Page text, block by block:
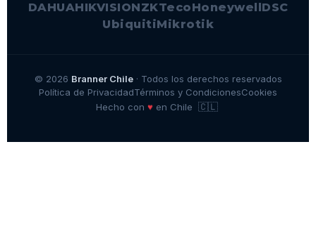
DAHUAHIKVISIONZKTecoHoneywell DSC
UbiquitiMikrotik
© 2026 Branner Chile· Todos los derechos reservados
Política de PrivacidadTérminos y CondicionesCookies
Hecho con ♥en Chile 🇨🇱